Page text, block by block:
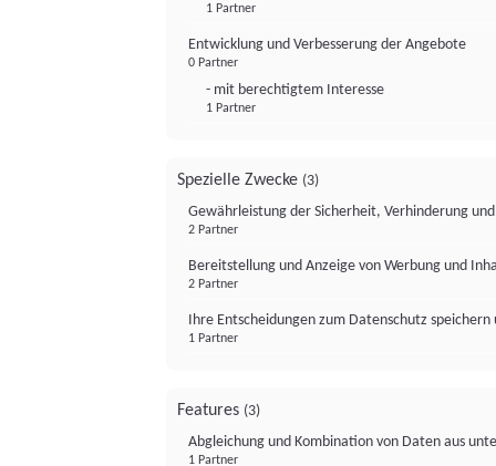
1 Partner
Entwicklung und Verbesserung der Angebote
0 Partner
- mit berechtigtem Interesse
1 Partner
Spezielle Zwecke (3)
Gewährleistung der Sicherheit, Verhinderung
2 Partner
Bereitstellung und Anzeige von Werbung und
2 Partner
Ihre Entscheidungen zum Datenschutz
1 Partner
Features (3)
Abgleichung und Kombination von Daten aus
1 Partner